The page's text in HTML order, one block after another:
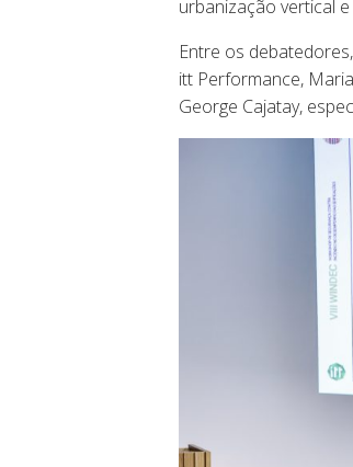
urbanização vertical
Entre os
itt Performance,
George Cajatay,